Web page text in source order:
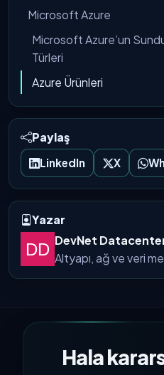
Microsoft Azure
Microsoft Azure’un
Türleri
Azure Ürünleri
Paylaş
LinkedIn X
Yazar
DevNet
Altyapı, ağ ve veri
Hala